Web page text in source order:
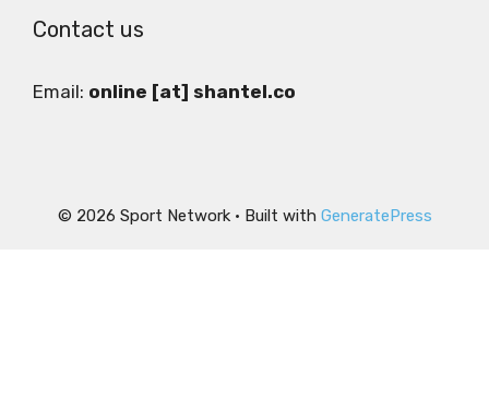
Contact us
Email: online [at] shantel.co
© 2026 Sport Network• Built with GeneratePress